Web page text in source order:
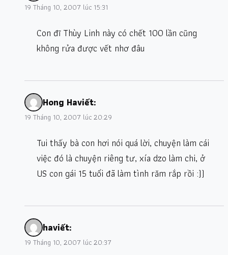
19 Tháng 10, 2007 lúc 15:31
Con đĩ Thùy Linh này có chết 100 lần cũng
không rửa được vết nhơ đâu
Hong Haviết:
19 Tháng 10, 2007 lúc 20:29
Tui thấy bà con hơi nói quá lời, chuyện làm cái
việc đó là chuyện riêng tư, xía dzo làm chi, ở
US con gái 15 tuổi đã làm tình răm rắp rồi :))
haviết:
19 Tháng 10, 2007 lúc 20:37